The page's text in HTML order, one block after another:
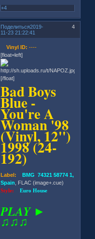
+4
Поделиться 4
2019-
11-23 21:22:41
Vinyl ID: ----
[float=left]
[/float]
Bad Boys
Blue -
You're A
Woman '98
(Vinyl, 12'')
1998 (24-
192)
Label: BMG 74321 58774 1,
Spain , FLAC (image+.cue)
Style:Euro House
PLAY ►
♫♫♫